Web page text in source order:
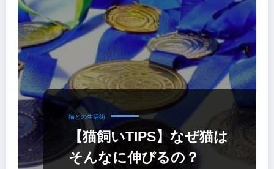
猫との生活術
【猫飼いTIPS】なぜ猫は
そんなに伸びるの？